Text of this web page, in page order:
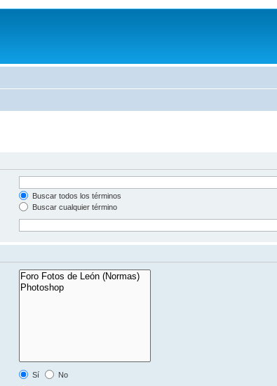
Buscar todos los términos
Buscar cualquier término
Sí
No